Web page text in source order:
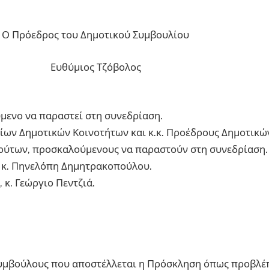
Ο Πρόεδρος του Δημοτικού Συμβουλίου
Ευθύμιος Τζόβολος
να παραστεί στη συνεδρίαση.
Δημοτικών Κοινοτήτων και κ.κ. Προέδρους
προσκαλούμενους να παραστούν στη συνεδρίαση.
κ. Πηνελόπη Δημητρακοπούλου.
Γεώργιο Πεντζιά.
που αποστέλλεται η Πρόσκληση όπως